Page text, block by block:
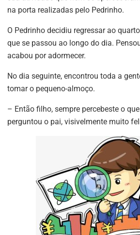
na porta realizadas pelo Pedrinho.
O Pedrinho decidiu regressar ao
que se passou ao longo do dia.
acabou por adormecer.
No dia seguinte, encontrou toda a
tomar o pequeno-almoço.
– Então filho, sempre percebeste o
perguntou o pai, visivelmente muito